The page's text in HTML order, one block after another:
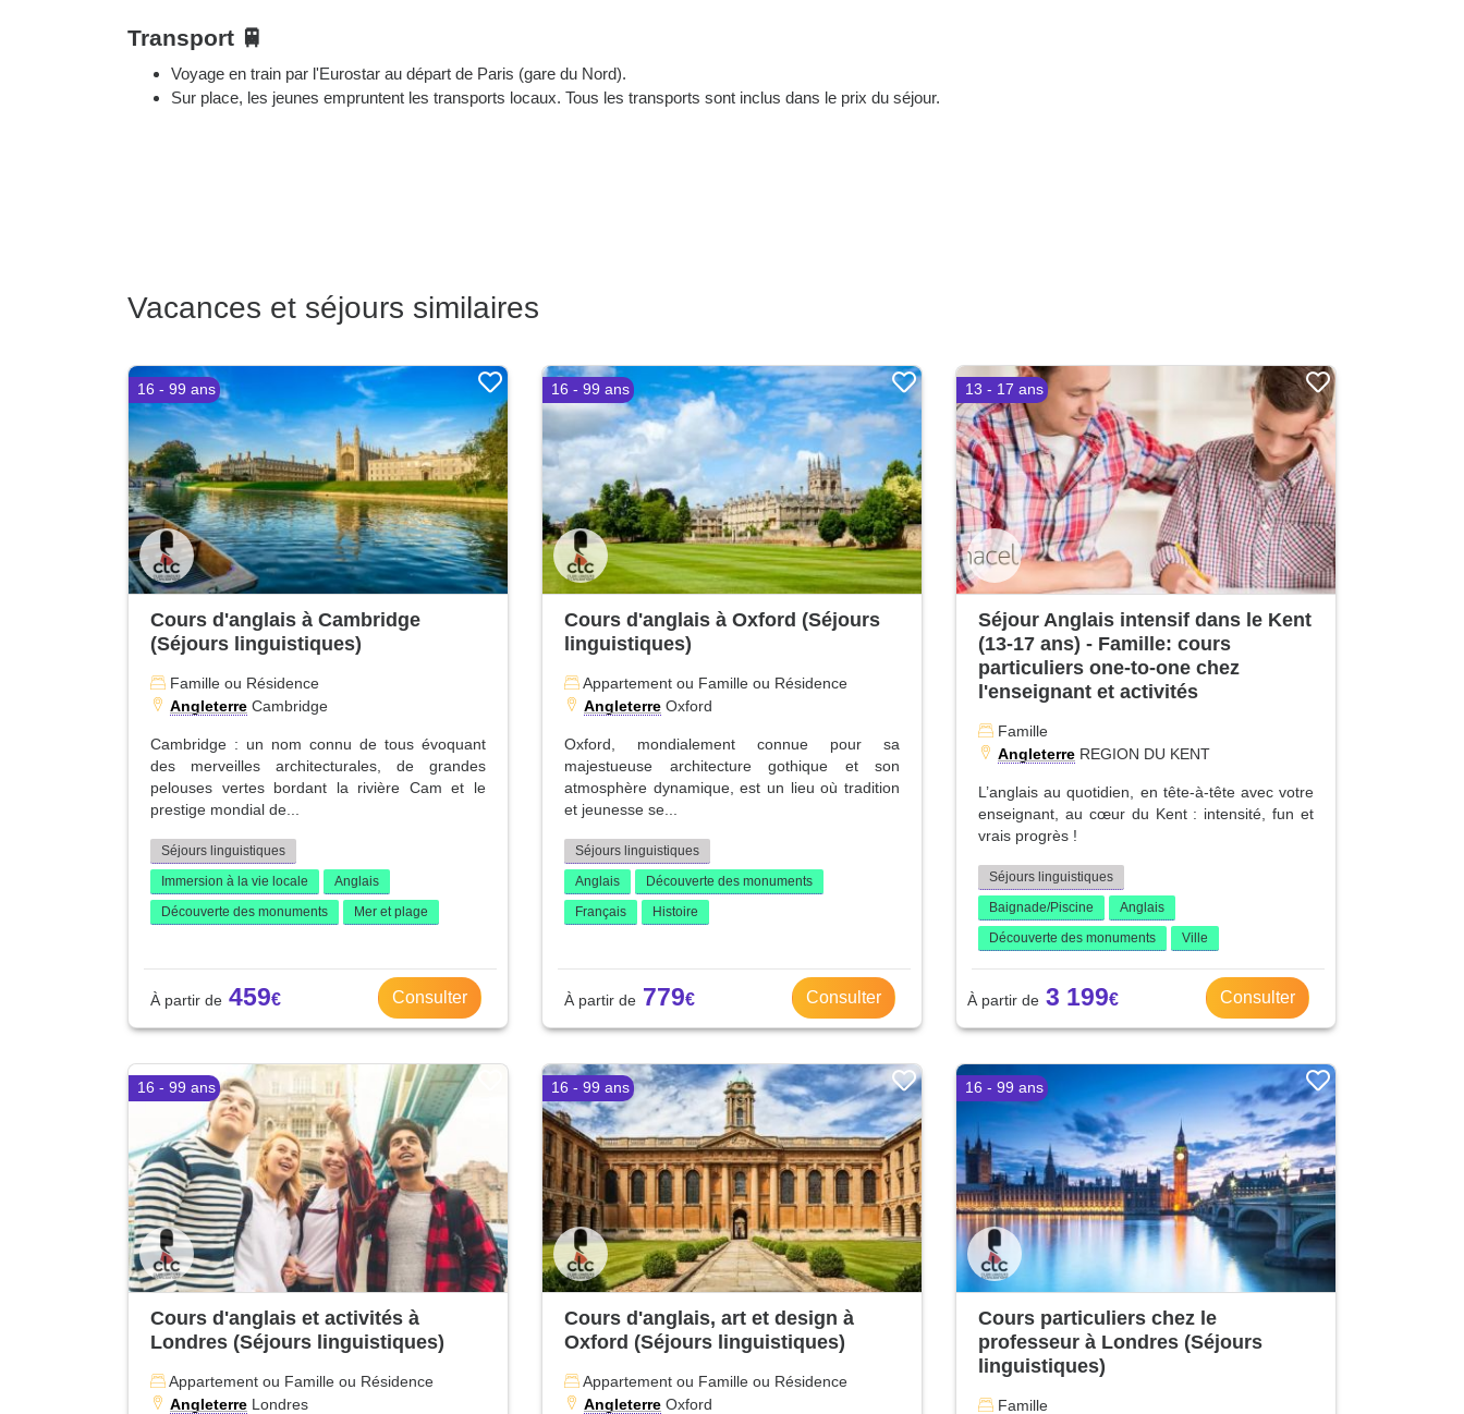
Transport 🚆
Voyage en train par l'Eurostar au départ de Paris (gare du Nord).
Sur place, les jeunes empruntent les transports locaux. Tous les transports sont inclus dans le prix du séjour.
Vacances et séjours similaires
16 - 99 ans
Cours d'anglais à Cambridge
(Séjours linguistiques)
Famille ou Résidence
Angleterre Cambridge
Cambridge : un nom connu de tous évoquant
des merveilles architecturales, de grandes
pelouses vertes bordant la rivière Cam et le
prestige mondial de...
Séjours linguistiques
Immersion à la vie locale
Anglais
Découverte des monuments
Mer et plage
459 Consulter
16 - 99 ans
Cours d'anglais à Oxford (Séjours
linguistiques)
Appartement ou Famille ou Résidence
Angleterre Oxford
Oxford, mondialement connue pour sa
majestueuse architecture gothique et son
atmosphère dynamique, est un lieu où tradition
et jeunesse se...
Séjours linguistiques
Anglais
Découverte des monuments
Français
Histoire
779 Consulter
13 - 17 ans
Séjour Anglais intensif dans le Kent
(13-17 ans) - Famille: cours
particuliers one-to-one chez
l'enseignant et activités
Famille
Angleterre REGION DU KENT
L’anglais au quotidien, en tête-à-tête avec votre
enseignant, au cœur du Kent : intensité, fun et
vrais progrès !
Séjours linguistiques
Baignade/Piscine
Anglais
Découverte des monuments
Ville
3 199 Consulter
16 - 99 ans
Cours d'anglais et activités à
Londres (Séjours linguistiques)
Appartement ou Famille ou Résidence
Angleterre Londres
16 - 99 ans
Cours d'anglais, art et design à
Oxford (Séjours linguistiques)
Appartement ou Famille ou Résidence
Angleterre Oxford
16 - 99 ans
Cours particuliers chez le
professeur à Londres (Séjours
linguistiques)
Famille